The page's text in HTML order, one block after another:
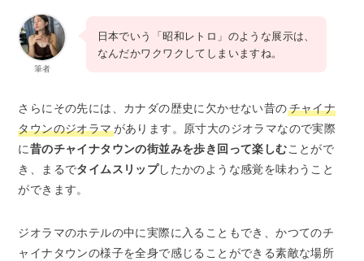
筆者
日本でいう「昭和レトロ」のような展示は、
なんだかワクワクしてしまいますね。
さらにその先には、カナダの歴史に欠かせない昔のチャイナ
タウンのジオラマがあります。原寸大のジオラマなので実際
に昔のチャイナタウンの街並みを歩き回って楽しむことがで
き、まるでタイムスリップしたかのような感覚を味わうこと
ができます。
ジオラマのホテルの中に実際に入ることもでき、かつてのチ
ャイナタウンの様子を全身で感じることができる素敵な場所